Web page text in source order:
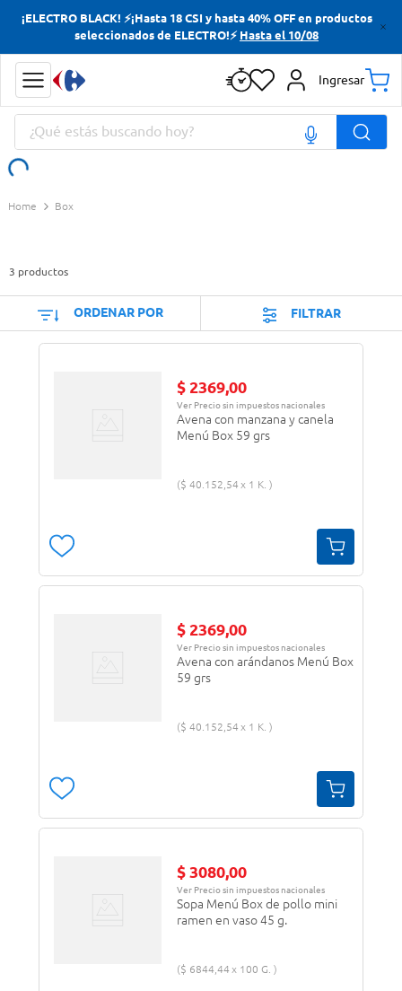
¡ELECTRO BLACK! ⚡¡Hasta 18 CSI y hasta 40% OFF en productos
seleccionados de ELECTRO!⚡ Hasta el 10/08
Ingresar
¿Qué estás buscando hoy?
Box
3 productos
ORDENAR POR FILTRAR
$ 2369,00
Ver Precio sin impuestos nacionales
Avena con manzana y canela
Menú Box 59 grs
$ 40.152,54 1 K.
$ 2369,00
Ver Precio sin impuestos nacionales
Avena con arándanos Menú Box
59 grs
$ 40.152,54 1 K.
$ 3080,00
Ver Precio sin impuestos nacionales
Sopa Menú Box de pollo mini
ramen en vaso 45 g.
$ 6844,44 100 G.
Términos más buscados
Yerba
Doves
Términos más buscados
Yerba
Cerveza
Doves
Papas Fritas